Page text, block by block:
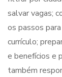
salvar vagas;
os passos
currículo;
e benefícios e
também